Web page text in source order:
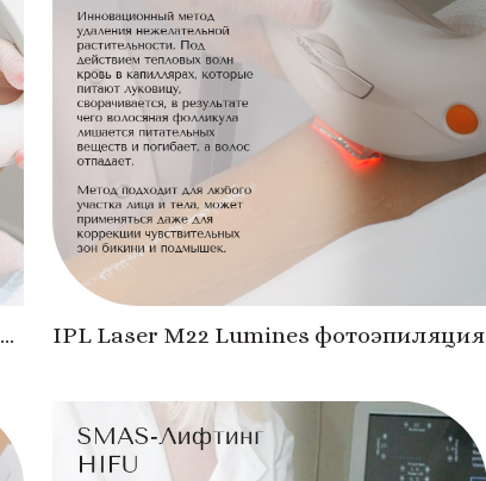
IPL Laser M22 Lumines фотоэпиляция